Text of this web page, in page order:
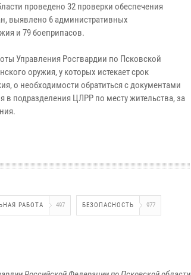
проведено 32 проверки обеспечения
выявлено 6 административных
и 79 боеприпасов.
Управления Росгвардии по Псковской
оружия, у которых истекает срок
о необходимости обратиться с документами
подразделения ЦЛРР по месту жительства, за
РАБОТА 497 БЕЗОПАСНОСТЬ 977